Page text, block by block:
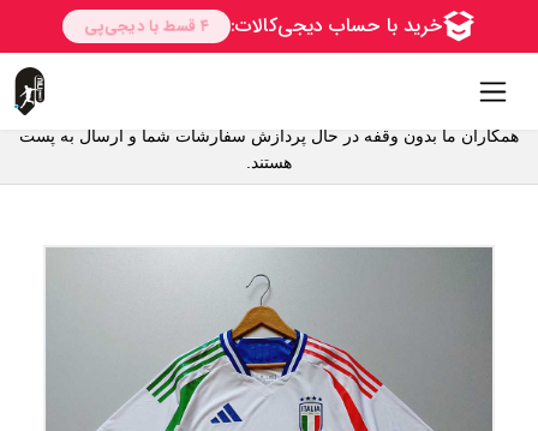
همکاران ما بدون وقفه در حال پردازش سفارشات شما و ارسال به پست
هستند.